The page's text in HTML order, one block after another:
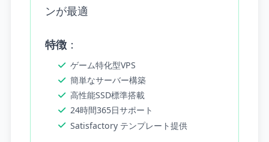
ンが最適
特徴 ：
ゲーム特化型VPS
簡単なサーバー構築
高性能SSD標準搭載
24時間365日サポート
Satisfactory テンプレート提供